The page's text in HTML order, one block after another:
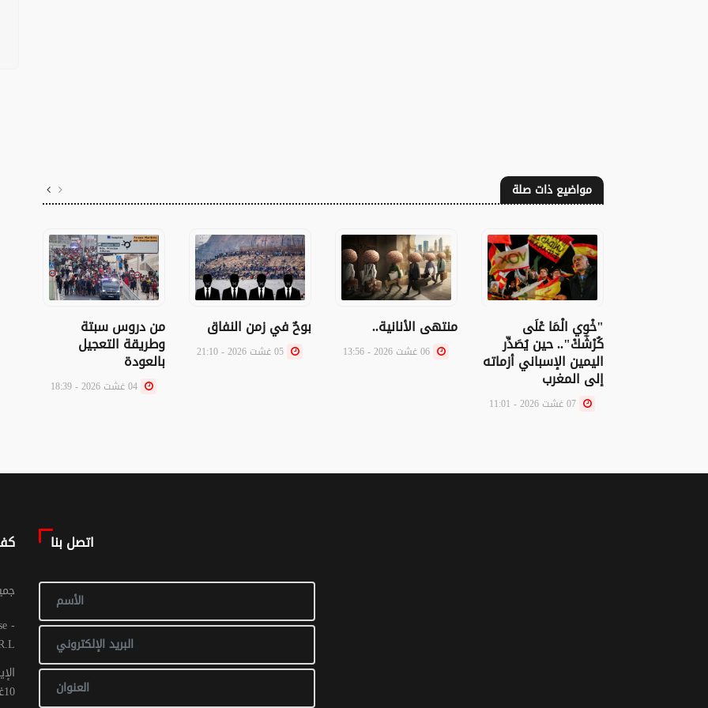
مواضيع ذات صلة
"خْوِي الْمَا عْلَى
كُرْشَكْ".. حين يُصَدِّر
اليمين الإسباني أزماته
إلى المغرب
منتهى الأنانية.. بوحٌ في زمن النفاق من دروس سبتة
وطريقة التعجيل
بالعودة
©
10غشت 2016: عدد 1 - 017 ص ح
اتصل بنا